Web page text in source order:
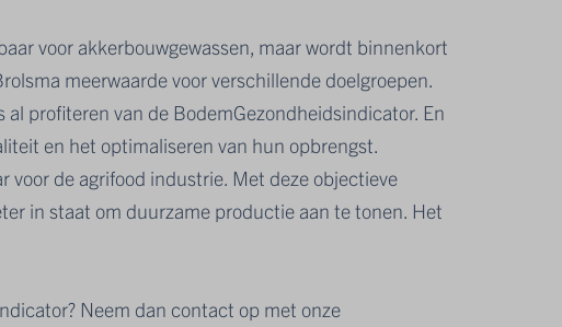
voor akkerbouwgewassen, maar wordt binnenkort
meerwaarde voor verschillende doelgroepen.
profiteren van de BodemGezondheidsindicator. En
en het optimaliseren van hun opbrengst.
de agrifood industrie. Met deze objectieve
in staat om duurzame productie aan te tonen. Het
Neem dan contact op met onze